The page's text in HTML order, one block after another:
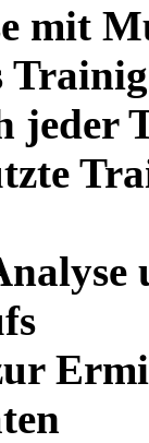
mit
jeder